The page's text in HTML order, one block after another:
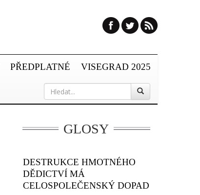
PŘEDPLATNÉ VISEGRAD 2025
GLOSY
DESTRUKCE HMOTNÉHO
DĚDICTVÍ MÁ
CELOSPOLEČENSKÝ DOPAD